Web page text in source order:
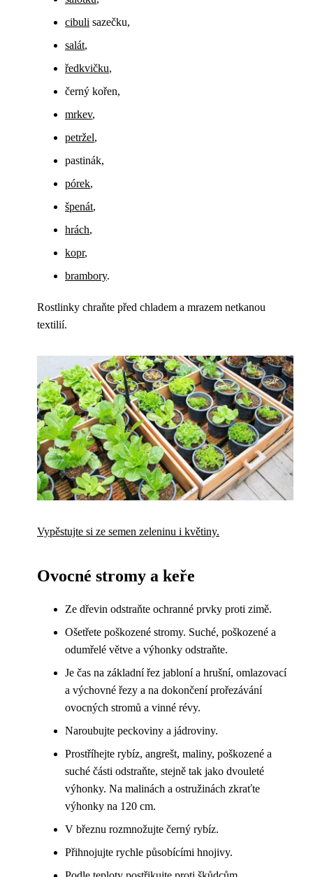
cibuli sazečku,
salát,
ředkvičku,
černý kořen,
mrkev,
petržel,
pastinák,
pórek,
špenát,
hrách,
kopr,
brambory.
Rostlinky chraňte před chladem a mrazem netkanou
textilií.
Vypěstujte si ze semen zeleninu i květiny.
Ovocné stromy a keře
Ze dřevin odstraňte ochranné prvky proti zimě.
Ošetřete poškozené stromy. Suché, poškozené a
odumřelé větve a výhonky odstraňte.
Je čas na základní řez jabloní a hrušní, omlazovací
a výchovné řezy a na dokončení prořezávání
ovocných stromů a vinné révy.
Naroubujte peckoviny a jádroviny.
Prostříhejte rybíz, angrešt, maliny, poškozené a
suché části odstraňte, stejně tak jako dvouleté
výhonky. Na malinách a ostružinách zkraťte
výhonky na 120 cm.
V březnu rozmnožujte černý rybíz.
Přihnojujte rychle působícími hnojivy.